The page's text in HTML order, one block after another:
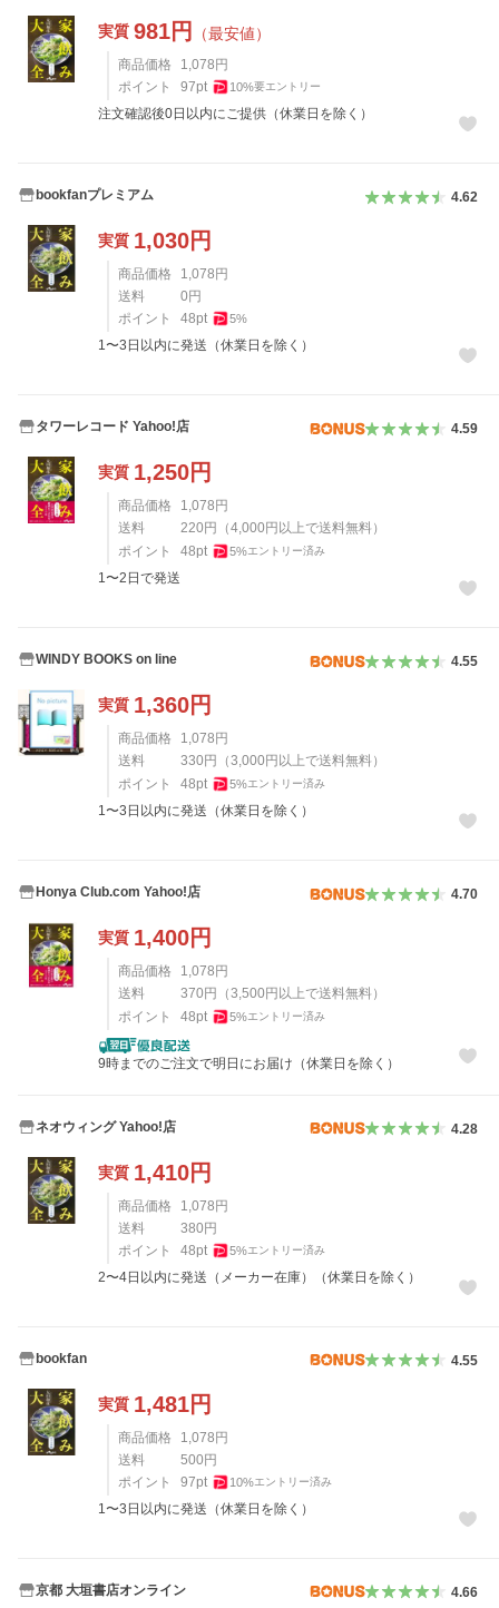
実質 981円 （最安値）
商品価格 1,078 円
ポイント
97pt 10%要エントリー
注文確認後0日以内にご提供（休業日を除く）
bookfanプレミアム 4.62
実質 1,030円
商品価格 1,078 円
送料
0 円
ポイント
48pt 5%
1〜3日以内に発送（休業日を除く）
タワーレコード Yahoo!店 4.59
実質 1,250円
商品価格 1,078 円
送料
220 円 （4,000 円以上で送料無料）
ポイント
48pt 5%エントリー済み
1〜2日で発送
WINDY BOOKS on line 4.55
実質 1,360円
商品価格 1,078 円
送料
330 円 （3,000 円以上で送料無料）
ポイント
48pt 5%エントリー済み
1〜3日以内に発送（休業日を除く）
Honya Club.com Yahoo!店 4.70
実質 1,400円
商品価格 1,078 円
送料
370 円 （3,500 円以上で送料無料）
ポイント
48pt 5%エントリー済み
9時までのご注文で明日にお届け（休業日を除く）
ネオウィング Yahoo!店 4.28
実質 1,410円
商品価格 1,078円
送料
380円
ポイント
48pt 5%エントリー済み
2〜4日以内に発送（メーカー在庫）（休業日を除く）
bookfan 4.55
実質 1,481円
商品価格 1,078円
送料
500円
ポイント
97pt 10%エントリー済み
1〜3日以内に発送（休業日を除く）
京都 大垣書店オンライン 4.66